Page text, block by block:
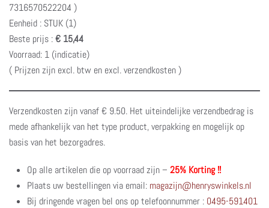
7316570522204 )
Eenheid : STUK (1)
Beste prijs :€ 15,44
Voorraad: 1 (indicatie)
( Prijzen zijn excl. btw en excl. verzendkosten )
Verzendkosten zijn vanaf € 9.50. Het uiteindelijke verzendbedrag is
mede afhankelijk van het type product, verpakking en mogelijk op
basis van het bezorgadres.
Op alle artikelen die op voorraad zijn – 25% Korting !!
Plaats uw bestellingen via email: magazijn@henryswinkels.nl
Bij dringende vragen bel ons op telefoonnummer : 0495-591401